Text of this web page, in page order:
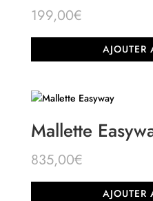
199,00€
AJOUTER
Mallette
835,00€
AJOUTER